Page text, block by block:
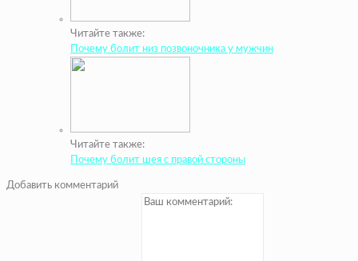
Читайте также:
Почему болит низ позвоночника у мужчин
Читайте также:
Почему болит шея с правой стороны
Добавить комментарий